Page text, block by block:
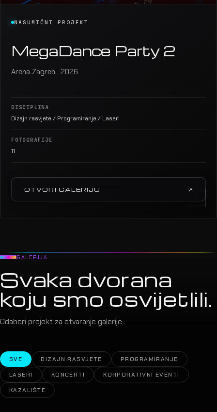
NASUMIČNI PROJEKT
MegaDance Party 2
Arena Zagreb · 2026
DISCIPLINA
Dizajn rasvjete / Programiranje / Laseri
FOTOGRAFIJE
11
OTVORI GALERIJU ↗
GALERIJA
Svaka dvorana
koju smo osvijetlili.
Odaberi projekt za otvaranje galerije.
SVE DIZAJN RASVJETE
PROGRAMIRANJE
LASERI
KONCERTI
KORPORATIVNI EVENTI
KAZALIŠTE